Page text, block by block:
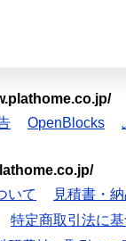
OpenBlocks
いて
見積書・
特定商取引法に